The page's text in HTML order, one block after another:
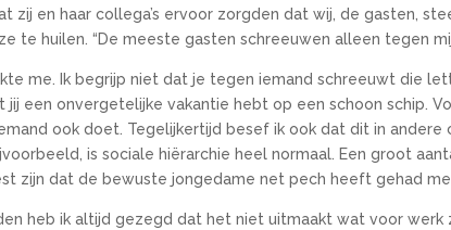
zij en haar collega’s ervoor zorgden dat wij, de gasten,
te huilen. “De meeste gasten schreeuwen alleen tegen
me. Ik begrijp niet dat je tegen iemand schreeuwt die
jij een onvergetelijke vakantie hebt op een schoon schip.
ook doet. Tegelijkertijd besef ik ook dat dit in andere
is sociale hiërarchie heel normaal. Een groot
zijn dat de bewuste jongedame net pech heeft gehad
heb ik altijd gezegd dat het niet uitmaakt wat voor werk